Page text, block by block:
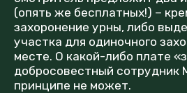
(опять же бесплатных!) –
захоронение урны, либо
участка для одиночного
месте. О какой-либо плате
добросовестный сотрудник
принципе не может.